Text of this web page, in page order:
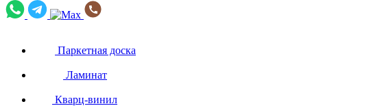
Паркетная доска
Ламинат
Кварц-винил